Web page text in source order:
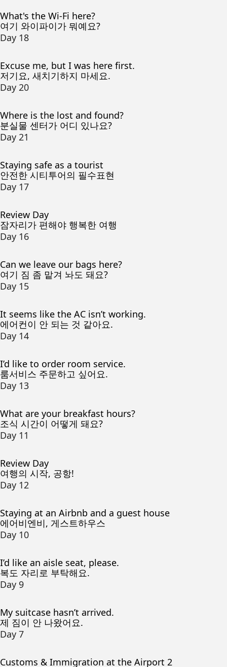
What's the Wi-Fi here?
여기 와이파이가 뭐예요?
Day 18
Excuse me, but I was here first.
저기요, 새치기하지 마세요.
Day 20
Where is the lost and found?
분실물 센터가 어디 있나요?
Day 21
Staying safe as a tourist
안전한 시티투어의 필수표현
Day 17
Review Day
잠자리가 편해야 행복한 여행
Day 16
Can we leave our bags here?
여기 짐 좀 맡겨 놔도 돼요?
Day 15
It seems like the AC isn’t working.
에어컨이 안 되는 것 같아요.
Day 14
I’d like to order room service.
룸서비스 주문하고 싶어요.
Day 13
What are your breakfast hours?
조식 시간이 어떻게 돼요?
Day 11
Review Day
여행의 시작, 공항!
Day 12
Staying at an Airbnb and a guest house
에어비엔비, 게스트하우스
Day 10
I’d like an aisle seat, please.
복도 자리로 부탁해요.
Day 9
My suitcase hasn’t arrived.
제 짐이 안 나왔어요.
Day 7
Customs & Immigration at the Airport 2